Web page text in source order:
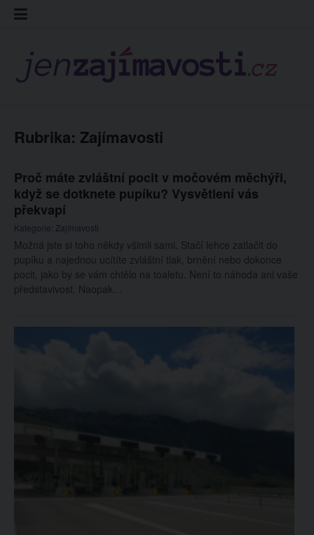
Skip
Rubrika: Zajímavosti
Proč máte zvláštní pocit v močovém měchýři,
když se dotknete pupíku? Vysvětlení vás
překvapí
Kategorie: Zajímavosti
Možná jste si toho někdy všimli sami. Stačí lehce zatlačit do
pupíku a najednou ucítíte zvláštní tlak, brnění nebo dokonce
pocit, jako by se vám chtělo na toaletu. Není to náhoda ani vaše
představivost. Naopak…